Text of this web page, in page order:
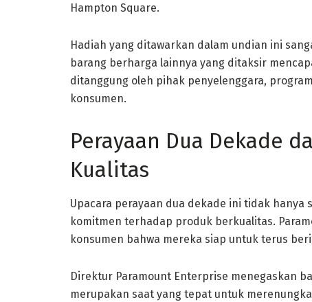
Hampton Square.
Hadiah yang ditawarkan dalam undian ini
barang berharga lainnya yang ditaksir
ditanggung oleh pihak penyelenggara,
konsumen.
Perayaan Dua Dekade
Kualitas
Upacara perayaan dua dekade ini tidak
komitmen terhadap produk berkualitas.
konsumen bahwa mereka siap untuk terus
Direktur Paramount Enterprise menegaskan
merupakan saat yang tepat untuk